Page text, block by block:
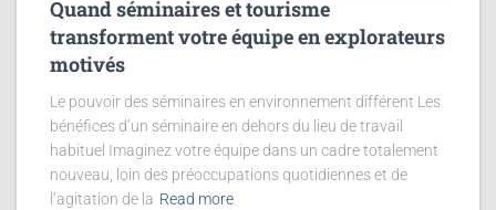
Quand séminaires et tourisme
transforment votre équipe en explorateurs
motivés
Le pouvoir des séminaires en environnement différent Les
bénéfices d’un séminaire en dehors du lieu de travail
habituel Imaginez votre équipe dans un cadre totalement
nouveau, loin des préoccupations quotidiennes et de
l’agitation de la Read more